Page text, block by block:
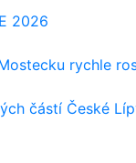
2026
rychle
částí České